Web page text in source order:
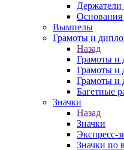
Основания
Вымпелы
Грамоты и
Назад
Грамоты и
Грамоты и
Грамоты и
Багетные
Значки
Назад
Значки
Экспресс-
Значки по